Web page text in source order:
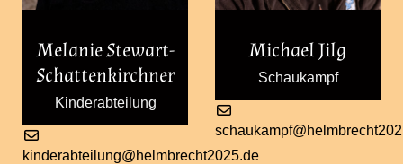
Melanie Stewart-
Schattenkirchner
Kinderabteilung
kinderabteilung@helmbrecht2025.de
Michael Jilg
Schaukampf